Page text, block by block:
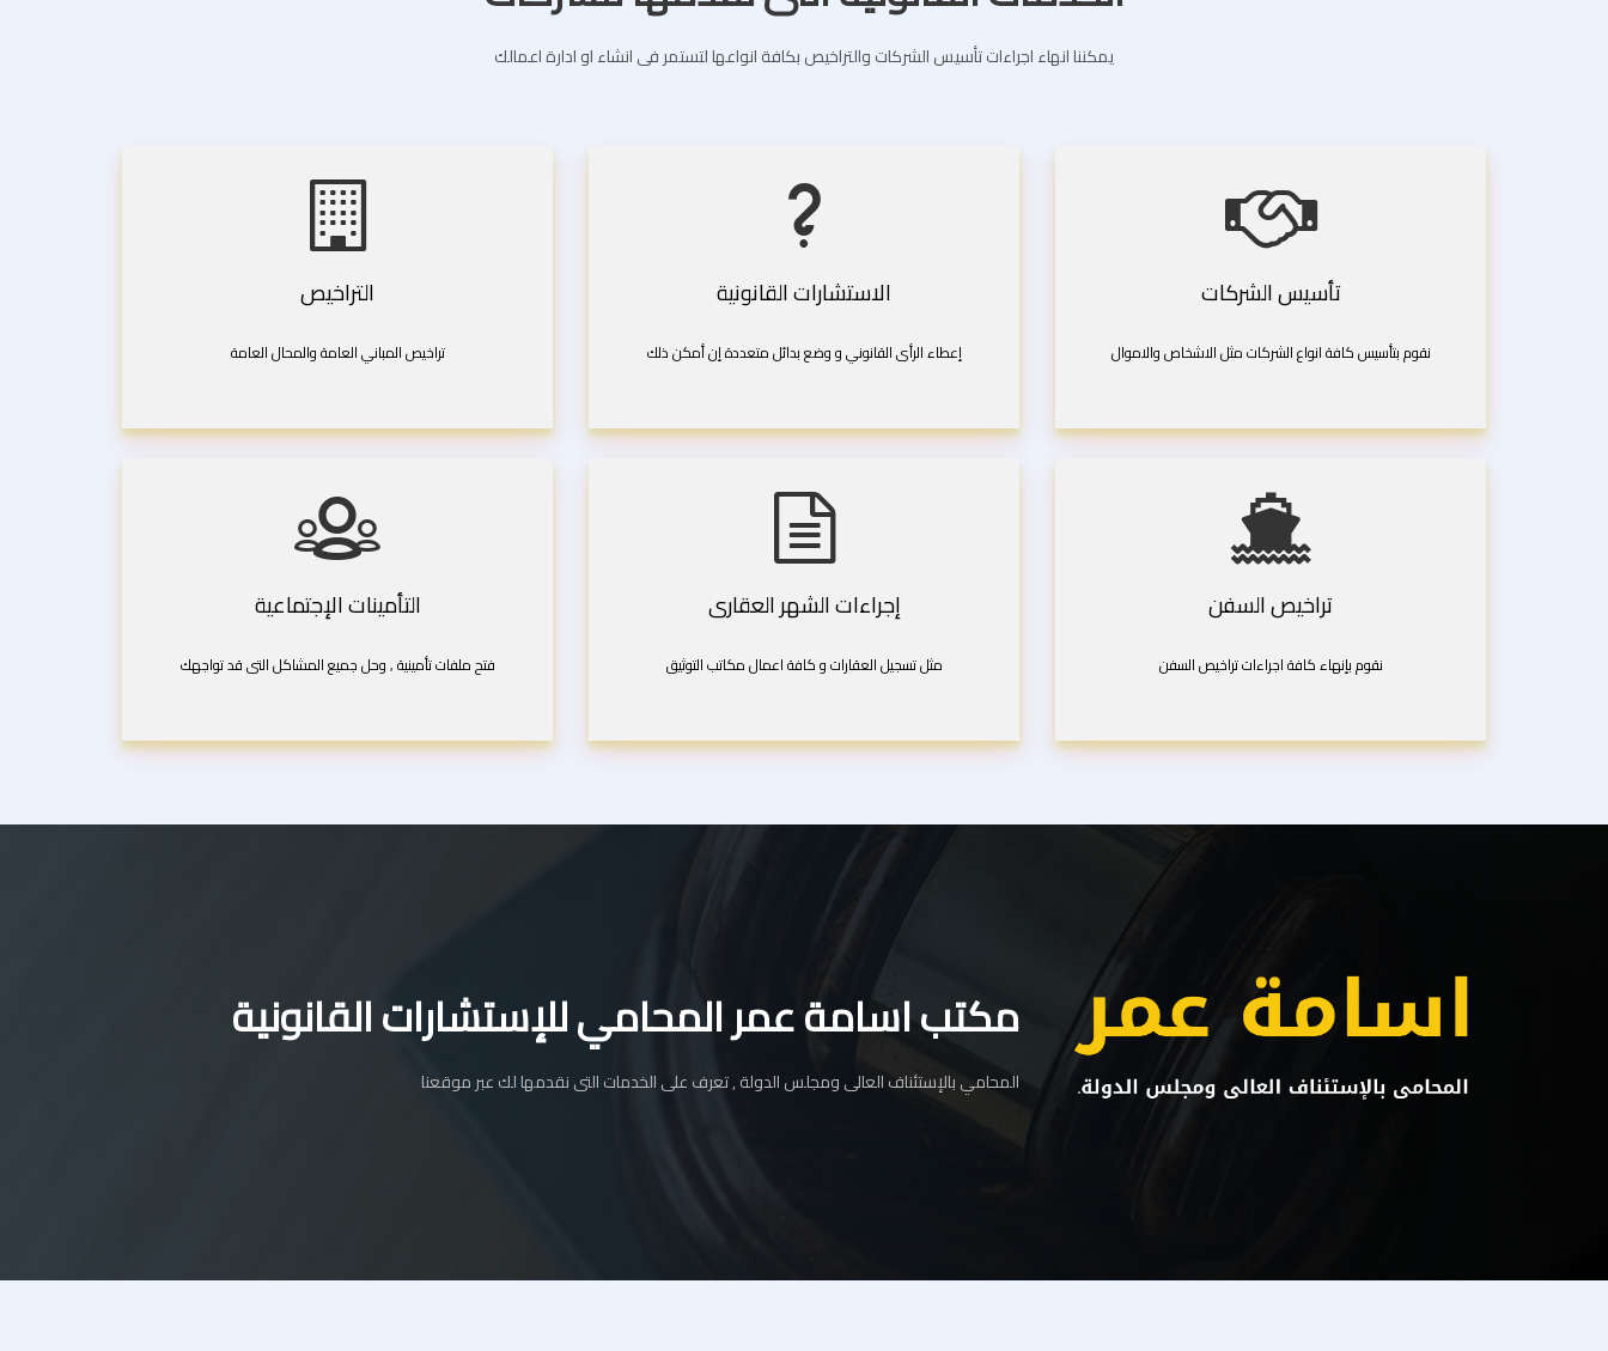
يمكننا انهاء اجراءات تأسيس الشركات والتراخيص بكافة انواعها لتستمر فى انشاء او ادارة اعمالك
تأسيس الشركات
نقوم بتأسيس كافة انواع الشركات مثل الاشخاص والاموال
الاستشارات القانونية
إعطاء الرأى القانوني و وضع بدائل متعددة إن أمكن ذلك
التراخيص
تراخيص المباني العامة والمحال العامة
تراخيص السفن
نقوم بإنهاء كافة اجراءات تراخيص السفن
إجراءات الشهر العقارى
مثل تسجيل العقارات و كافة اعمال مكاتب التوثيق
التأمينات الإجتماعية
فتح ملفات تأمينية , وحل جميع المشاكل التى قد تواجهك
مكتب اسامة عمر المحامي للإستشارات القانونية
المحامي بالإستئناف العالى ومجلس الدولة , تعرف على الخدمات التى نقدمها لك عبر موقعنا